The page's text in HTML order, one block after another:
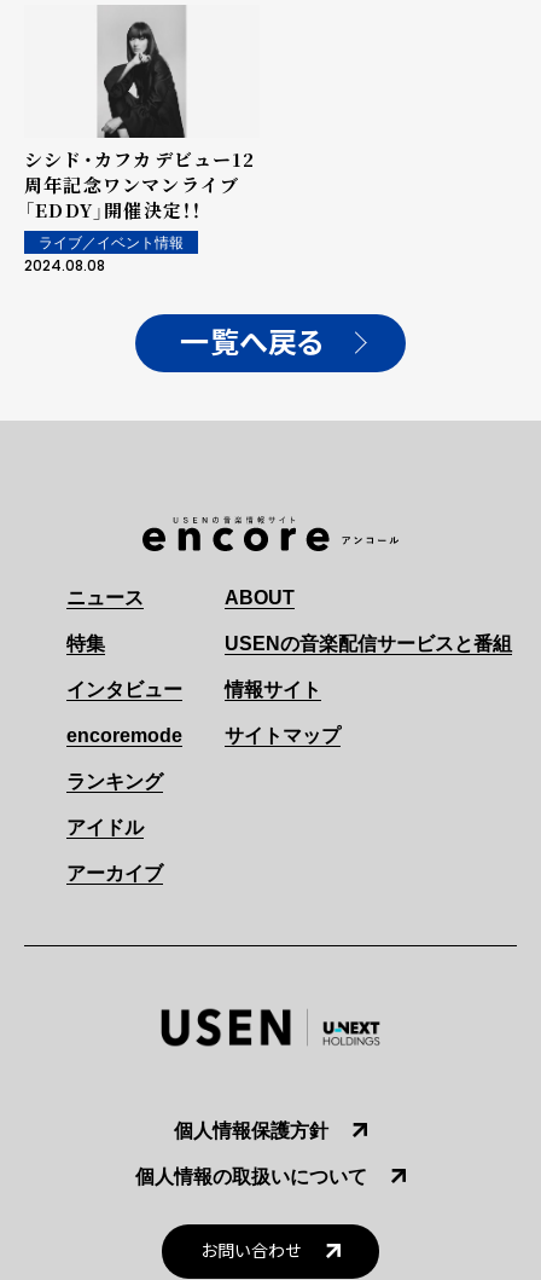
シシド・カフカ――デビュー12
周年記念ワンマンライブ
「EDDY」開催決定！！
ライブ／イベント情報
2024.08.08
一覧へ戻る
ニュース
特集
インタビュー
encoremode
ランキング
アイドル
アーカイブ
ABOUT
USENの音楽配信サービスと番組
情報サイト
サイトマップ
個人情報保護方針
個人情報の取扱いについて
お問い合わせ